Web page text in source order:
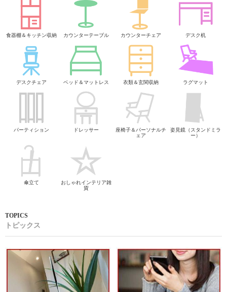
食器棚＆キッチン収納 カウンターテーブル カウンターチェア デスク机
デスクチェア ベッド＆マットレス 衣類＆玄関収納 ラグマット
パーティション ドレッサー
座椅子＆パーソナルチ
ェア
姿見鏡（スタンドミラ
ー）
傘立て
おしゃれインテリア雑
貨
トピックス